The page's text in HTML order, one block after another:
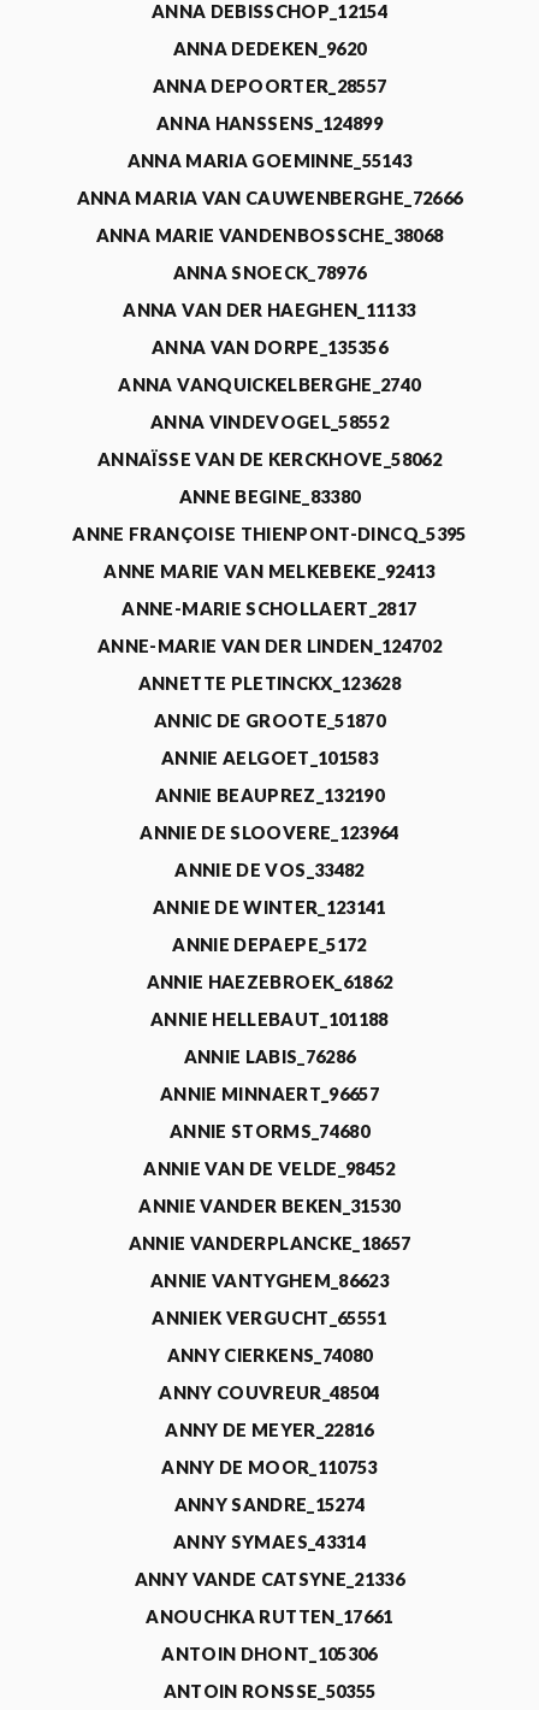
ANNA DEBISSCHOP_12154
ANNA DEDEKEN_9620
ANNA DEPOORTER_28557
ANNA HANSSENS_124899
ANNA MARIA GOEMINNE_55143
ANNA MARIA VAN CAUWENBERGHE_72666
ANNA MARIE VANDENBOSSCHE_38068
ANNA SNOECK_78976
ANNA VAN DER HAEGHEN_11133
ANNA VAN DORPE_135356
ANNA VANQUICKELBERGHE_2740
ANNA VINDEVOGEL_58552
ANNAÏSSE VAN DE KERCKHOVE_58062
ANNE BEGINE_83380
ANNE FRANÇOISE THIENPONT-DINCQ_5395
ANNE MARIE VAN MELKEBEKE_92413
ANNE-MARIE SCHOLLAERT_2817
ANNE-MARIE VAN DER LINDEN_124702
ANNETTE PLETINCKX_123628
ANNIC DE GROOTE_51870
ANNIE AELGOET_101583
ANNIE BEAUPREZ_132190
ANNIE DE SLOOVERE_123964
ANNIE DE VOS_33482
ANNIE DE WINTER_123141
ANNIE DEPAEPE_5172
ANNIE HAEZEBROEK_61862
ANNIE HELLEBAUT_101188
ANNIE LABIS_76286
ANNIE MINNAERT_96657
ANNIE STORMS_74680
ANNIE VAN DE VELDE_98452
ANNIE VANDER BEKEN_31530
ANNIE VANDERPLANCKE_18657
ANNIE VANTYGHEM_86623
ANNIEK VERGUCHT_65551
ANNY CIERKENS_74080
ANNY COUVREUR_48504
ANNY DE MEYER_22816
ANNY DE MOOR_110753
ANNY SANDRE_15274
ANNY SYMAES_43314
ANNY VANDE CATSYNE_21336
ANOUCHKA RUTTEN_17661
ANTOIN DHONT_105306
ANTOIN RONSSE_50355